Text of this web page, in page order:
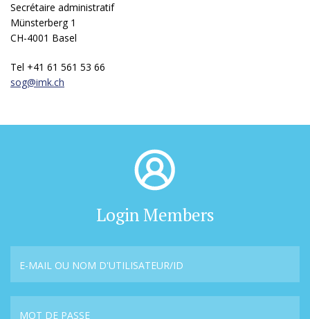
Secrétaire administratif
Münsterberg 1
CH-4001 Basel
Tel +41 61 561 53 66
sog@imk.ch
Login Members